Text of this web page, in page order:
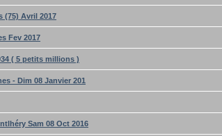
(75) Avril 2017
Fev 2017
( 5 petits millions )
- Dim 08 Janvier 201
Sam 08 Oct 2016